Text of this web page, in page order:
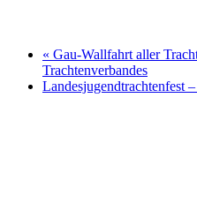
« Gau-Wallfahrt aller
Trachtenverbandes
Landesjugendtrachtenfest